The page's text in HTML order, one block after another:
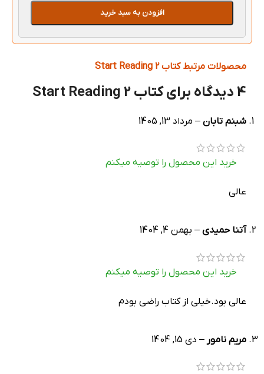
افزودن به سبد خرید
محصولات مرتبط کتاب Start Reading 2
4 دیدگاه برای کتاب Start Reading 2
شبنم تابان – مرداد 13, 1405
خرید این محصول را توصیه میکنم
عالی
آتنا حمیدی – بهمن 4, 1404
خرید این محصول را توصیه میکنم
عالی بود.خیلی از کتاب راضی بودم
مریم نامور – دی 15, 1404